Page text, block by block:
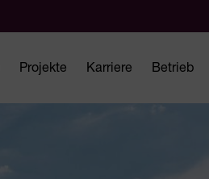
Projekte Karriere Betrieb